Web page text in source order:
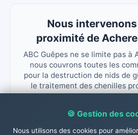
Nous
proximité de
ABC Guêpes ne se limite pas à
nous couvrons toutes les
pour la destruction de nids de
le traitement des chenilles
Arbonne La Foret
🍪 Gestion des
Nous utilisons des cookies pour